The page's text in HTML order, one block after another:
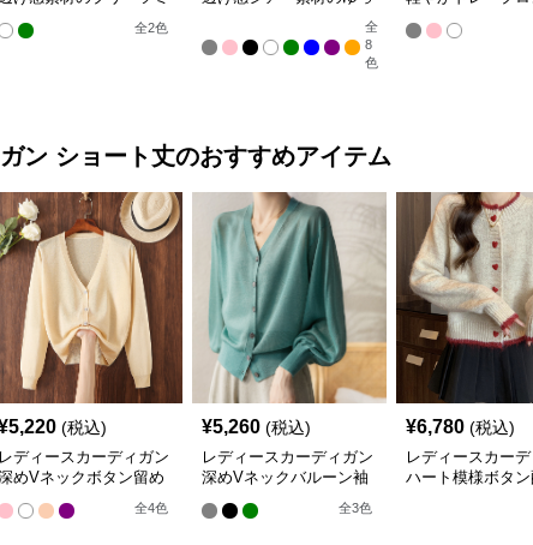
ドル丈羽織りカーディガ
全2色
全
8
色
ン ショート丈のおすすめアイテム
5,220 (税込)
レディースカーディガン
めVネックボタン留め
ショート丈ニットカーデ
ガン
全4色
¥5,260 (税込)
レディースカーディガン
深めVネックバルーン袖
全3色
¥6,780 (税込)
レディースカー
ハート模様ボタ